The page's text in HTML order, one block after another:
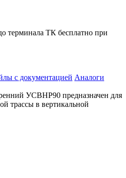
терминала ТК бесплатно при
с документацией Аналоги
УСВНР90 предназначен для
трассы в вертикальной